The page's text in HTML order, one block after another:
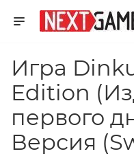
Игра
Edition
первого
Версия